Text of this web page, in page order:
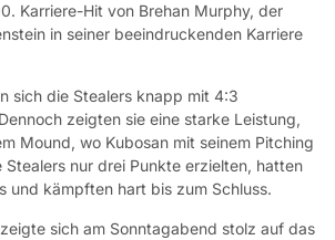
Karriere-Hit von Brehan Murphy, der
in seiner beeindruckenden Karriere
sich die Stealers knapp mit 4:3
zeigten sie eine starke Leistung,
Mound, wo Kubosan mit seinem Pitching
Stealers nur drei Punkte erzielten, hatten
und kämpften hart bis zum Schluss.
sich am Sonntagabend stolz auf das